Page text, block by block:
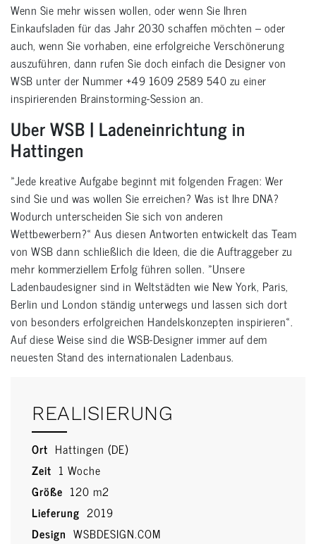
Wenn Sie mehr wissen wollen, oder wenn Sie Ihren
Einkaufsladen für das Jahr 2030 schaffen möchten – oder
auch, wenn Sie vorhaben, eine erfolgreiche Verschönerung
auszuführen, dann rufen Sie doch einfach die Designer von
WSB unter der Nummer +49 1609 2589 540 zu einer
inspirierenden Brainstorming-Session an.
Uber WSB | Ladeneinrichtung in
Hattingen
»Jede kreative Aufgabe beginnt mit folgenden Fragen: Wer
sind Sie und was wollen Sie erreichen? Was ist Ihre DNA?
Wodurch unterscheiden Sie sich von anderen
Wettbewerbern?« Aus diesen Antworten entwickelt das Team
von WSB dann schließlich die Ideen, die die Auftraggeber zu
mehr kommerziellem Erfolg führen sollen. »Unsere
Ladenbaudesigner sind in Weltstädten wie New York, Paris,
Berlin und London ständig unterwegs und lassen sich dort
von besonders erfolgreichen Handelskonzepten inspirieren«.
Auf diese Weise sind die WSB-Designer immer auf dem
neuesten Stand des internationalen Ladenbaus.
REALISIERUNG
Ort Hattingen (DE)
Zeit 1 Woche
Größe 120 m2
Lieferung 2019
Design WSBDESIGN.COM